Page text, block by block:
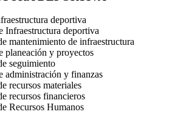
deportiva
Infraestructura deportiva
mantenimiento de infraestructura
planeación y proyectos
seguimiento
administración y finanzas
recursos materiales
recursos financieros
Recursos Humanos